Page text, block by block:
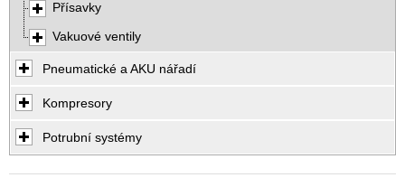
Přísavky
Vakuové ventily
Pneumatické a AKU nářadí
Kompresory
Potrubní systémy